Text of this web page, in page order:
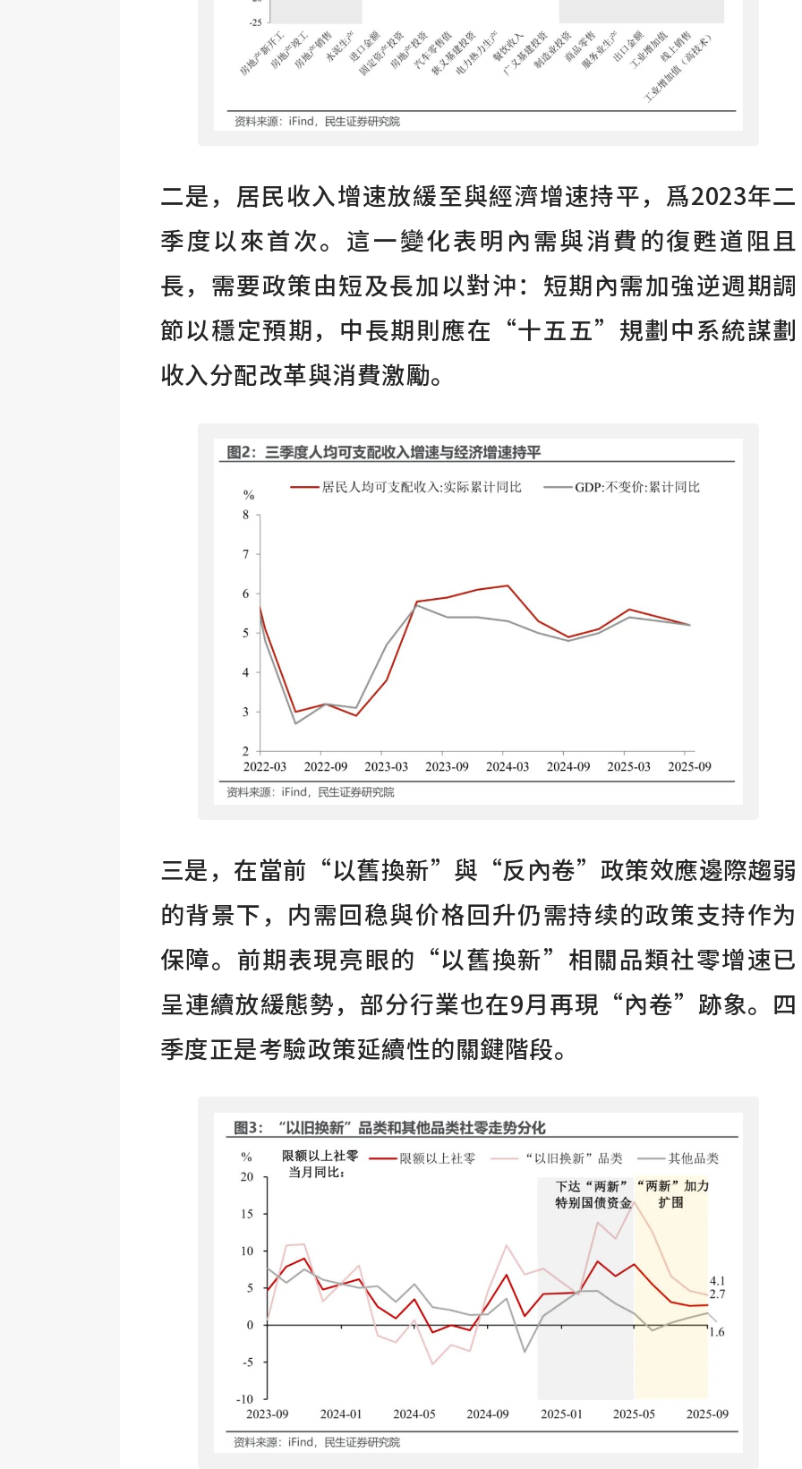
二是，居民收入增速放緩至與經濟增速持平，爲2023年二
季度以來首次。這一變化表明內需與消費的復甦道阻且
長，需要政策由短及長加以對沖：短期內需加強逆週期調
節以穩定預期，中長期則應在“十五五”規劃中系統謀劃
收入分配改革與消費激勵。
三是，在當前“以舊換新”與“反內卷”政策效應邊際趨弱
的背景下，内需回稳與价格回升仍需持续的政策支持作为
保障。前期表現亮眼的“以舊換新”相關品類社零增速已
呈連續放緩態勢，部分行業也在9月再現“內卷”跡象。四
季度正是考驗政策延續性的關鍵階段。